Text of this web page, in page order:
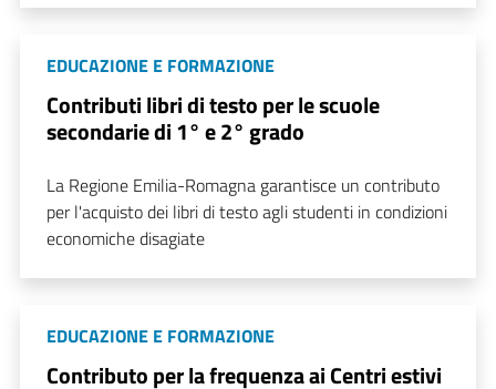
EDUCAZIONE E FORMAZIONE
Contributi libri di testo per le scuole
secondarie di 1° e 2° grado
La Regione Emilia-Romagna garantisce un contributo
per l'acquisto dei libri di testo agli studenti in condizioni
economiche disagiate
EDUCAZIONE E FORMAZIONE
Contributo per la frequenza ai Centri estivi